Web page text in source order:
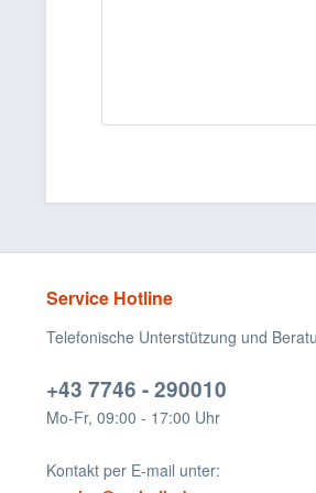
Service Hotline
Telefonische Unterstützung und
+43 7746 - 290010
Mo-Fr, 09:00 - 17:00 Uhr
Kontakt per E-mail unter: